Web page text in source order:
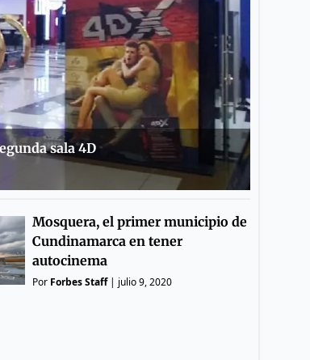
sala 4D
Mosquera, el primer municipio de
Cundinamarca en tener
autocinema
Por Forbes Staff| julio 9, 2020